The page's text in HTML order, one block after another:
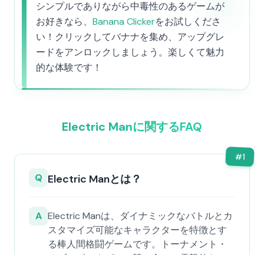
シンプルでありながら中毒性のあるゲームが
お好きなら、 Banana Clickerをお試しくださ
い！クリックしてバナナを集め、アップグレ
ードをアンロックしましょう。楽しくて魅力
的な体験です！
Electric Manに関するFAQ
#1
Q Electric Manとは？
A Electric Manは、ダイナミックなバトルとカ
スタマイズ可能なキャラクターを特徴とす
る棒人間格闘ゲームです。トーナメント・